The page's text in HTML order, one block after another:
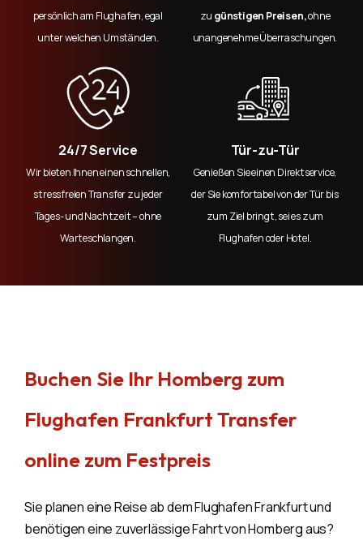
persönlich am Flughafen, egal
unter welchen Umständen.
zu günstigen Preisen,ohne
unangenehme Überraschungen.
24/7 Service
Wir bieten Ihnen einen schnellen,
stressfreien Transfer zu jeder
Tages- und Nachtzeit – ohne
Warteschlangen.
Tür-zu-Tür
Genießen Sie einen Direktservice,
der Sie komfortabel von der Tür bis
zum Ziel bringt, sei es zum
Flughafen oder Hotel.
Buchen Sie Ihr Homberg zum
Flughafen Frankfurt Transfer
online zum Festpreis
Sie planen eine Reise ab dem Flughafen Frankfurt und
benötigen eine zuverlässige Fahrt von Homberg aus?